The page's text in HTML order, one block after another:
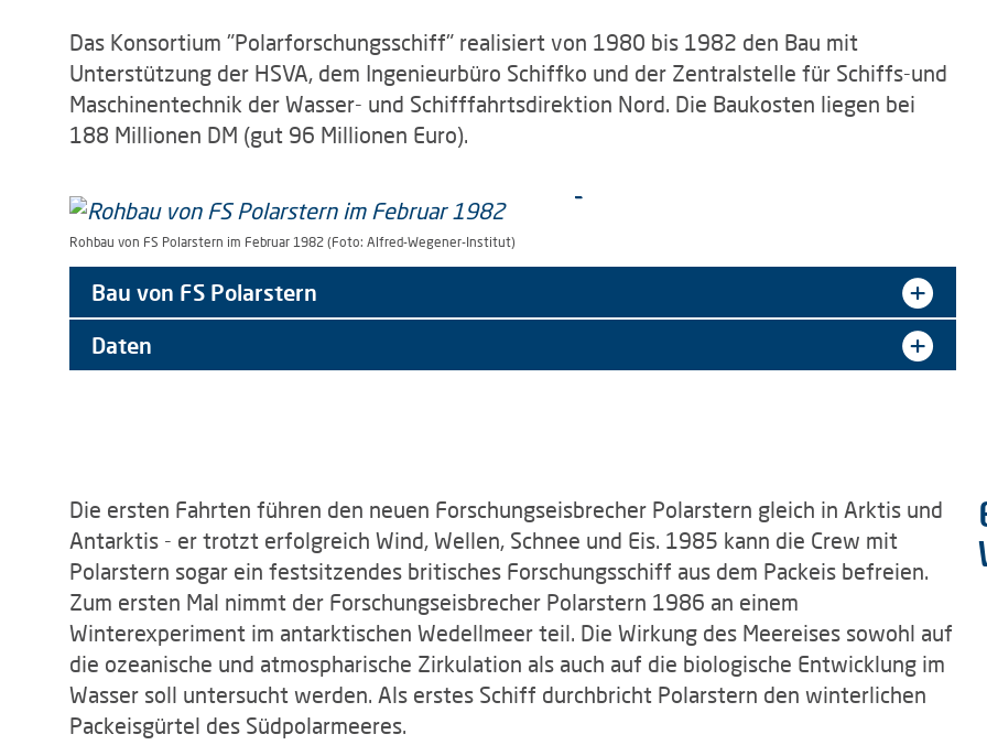
Das Konsortium "Polarforschungsschiff" realisiert von 1980 bis 1982 den Bau mit
Unterstützung der HSVA, dem Ingenieurbüro Schiffko und der Zentralstelle für Schiffs-und
Maschinentechnik der Wasser- und Schifffahrtsdirektion Nord. Die Baukosten liegen bei
188 Millionen DM (gut 96 Millionen Euro).
Rohbau von FS Polarstern im Februar 1982 (Foto: Alfred-Wegener-Institut)
Bau von FS Polarstern
Daten
Die ersten Fahrten führen den neuen Forschungseisbrecher Polarstern gleich in Arktis und
Antarktis - er trotzt erfolgreich Wind, Wellen, Schnee und Eis. 1985 kann die Crew mit
Polarstern sogar ein festsitzendes britisches Forschungsschiff aus dem Packeis befreien.
Zum ersten Mal nimmt der Forschungseisbrecher Polarstern 1986 an einem
Winterexperiment im antarktischen Wedellmeer teil. Die Wirkung des Meereises sowohl auf
die ozeanische und atmospharische Zirkulation als auch auf die biologische Entwicklung im
Wasser soll untersucht werden. Als erstes Schiff durchbricht Polarstern den winterlichen
Packeisgürtel des Südpolarmeeres.